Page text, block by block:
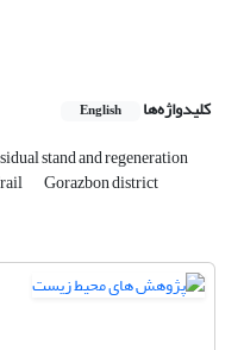
کلیدواژه‌ها English
stand and regeneration
Gorazbon district